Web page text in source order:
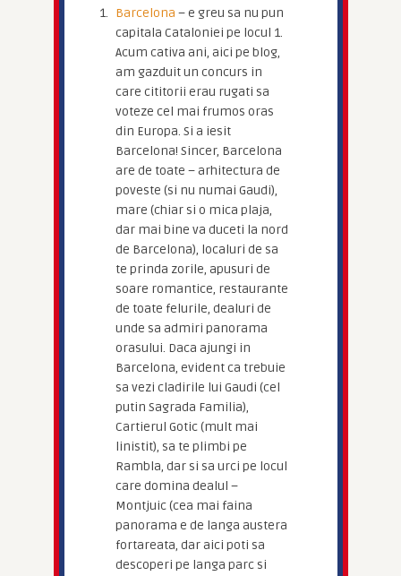
Barcelona – e greu sa nu pun
capitala Cataloniei pe locul 1.
Acum cativa ani, aici pe blog,
am gazduit un concurs in
care cititorii erau rugati sa
voteze cel mai frumos oras
din Europa. Si a iesit
Barcelona! Sincer, Barcelona
are de toate – arhitectura de
poveste (si nu numai Gaudi),
mare (chiar si o mica plaja,
dar mai bine va duceti la nord
de Barcelona), localuri de sa
te prinda zorile, apusuri de
soare romantice, restaurante
de toate felurile, dealuri de
unde sa admiri panorama
orasului. Daca ajungi in
Barcelona, evident ca trebuie
sa vezi cladirile lui Gaudi (cel
putin Sagrada Familia),
Cartierul Gotic (mult mai
linistit), sa te plimbi pe
Rambla, dar si sa urci pe locul
care domina dealul –
Montjuic (cea mai faina
panorama e de langa austera
fortareata, dar aici poti sa
descoperi pe langa parc si